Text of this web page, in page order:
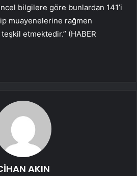
bilgilere göre bunlardan 141’i
muayenelerine rağmen
etmektedir.” (HABER
AKIN